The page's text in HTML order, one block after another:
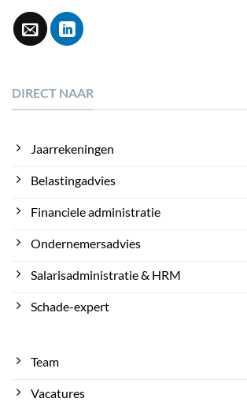
DIRECT NAAR
Jaarrekeningen
Belastingadvies
Financiele administratie
Ondernemersadvies
Salarisadministratie & HRM
Schade-expert
Team
Vacatures